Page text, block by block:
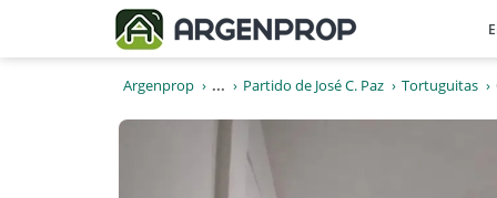
Argenprop ... Partido de José C. Paz Tortuguitas